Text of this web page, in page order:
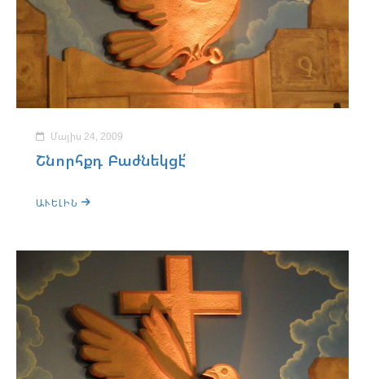
Մայիս 24, 2009
Շնորհքդ Բաժնեկցէ՛
ԱՒԵԼԻՆ